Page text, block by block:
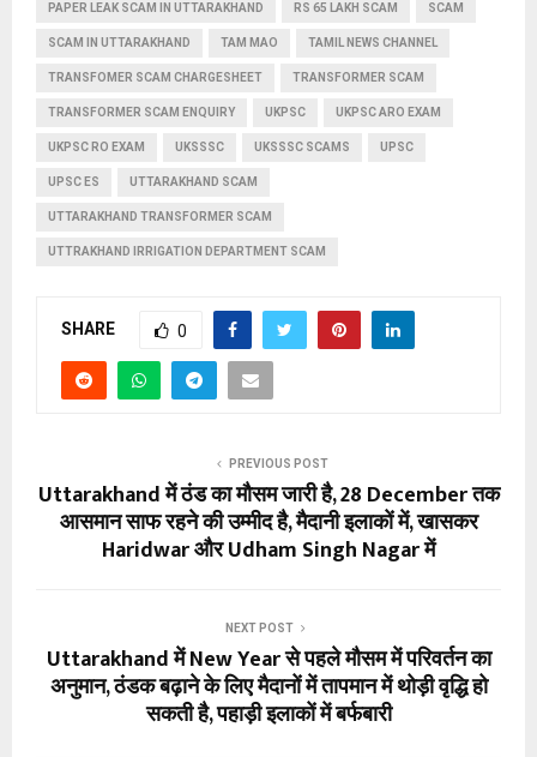
PAPER LEAK SCAM IN UTTARAKHAND RS 65 LAKH SCAM SCAM
SCAM IN UTTARAKHAND TAM MAO TAMIL NEWS CHANNEL
TRANSFOMER SCAM CHARGESHEET TRANSFORMER SCAM
TRANSFORMER SCAM ENQUIRY UKPSC UKPSC ARO EXAM
UKPSC RO EXAM UKSSSC UKSSSC SCAMS UPSC
UPSC ES UTTARAKHAND SCAM
UTTARAKHAND TRANSFORMER SCAM
UTTRAKHAND IRRIGATION DEPARTMENT SCAM
SHARE 0
PREVIOUS POST
Uttarakhand में ठंड का मौसम जारी है, 28 December तक
आसमान साफ रहने की उम्मीद है, मैदानी इलाकों में, खासकर
Haridwar और Udham Singh Nagar में
NEXT POST
Uttarakhand में New Year से पहले मौसम में परिवर्तन का
अनुमान, ठंडक बढ़ाने के लिए मैदानों में तापमान में थोड़ी वृद्धि हो
सकती है, पहाड़ी इलाकों में बर्फबारी